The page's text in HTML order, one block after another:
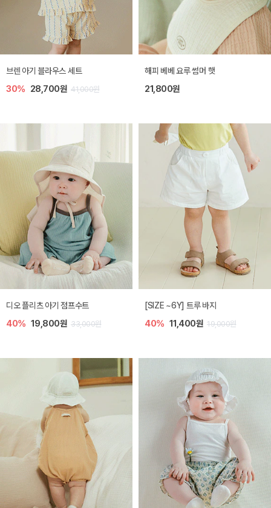
브렌 아기 블라우스 세트
30% 28,700원 41,000원
해피 베베 요루 썸머 햇
21,800원
디오 플리츠 아기 점프수트
40% 19,800원 33,000원
[SIZE ~6Y] 트루 바지
40% 11,400원 19,000원